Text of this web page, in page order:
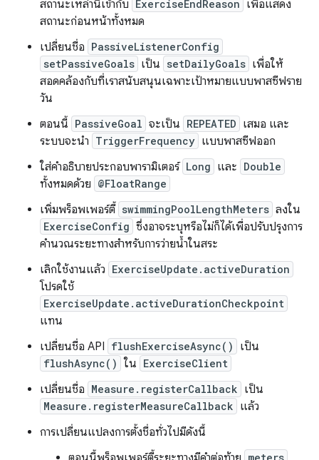
สถานะเหล่านี้เข้ากับ ExerciseEndReason เพื่อแสดง
สถานะก่อนหน้าทั้งหมด
เปลี่ยนชื่อ PassiveListenerConfig
setPassiveGoals เป็น setDailyGoals เพื่อให้
สอดคล้องกับที่เราสนับสนุนเฉพาะเป้าหมายแบบพาสซีฟราย
วัน
ตอนนี้ PassiveGoal จะเป็น REPEATED เสมอ และ
ระบบจะนำ TriggerFrequency แบบพาสซีฟออก
ใส่คำอธิบายประกอบพารามิเตอร์ Long และ Double
ทั้งหมดด้วย @FloatRange
เพิ่มพร็อพเพอร์ตี้ swimmingPoolLengthMeters ลงใน
ExerciseConfig ซึ่งอาจระบุหรือไม่ก็ได้เพื่อปรับปรุงการ
คำนวณระยะทางสำหรับการว่ายน้ำในสระ
เลิกใช้งานแล้ว ExerciseUpdate.activeDuration
โปรดใช้
ExerciseUpdate.activeDurationCheckpoint
แทน
เปลี่ยนชื่อ API flushExerciseAsync() เป็น
flushAsync() ใน ExerciseClient
เปลี่ยนชื่อ Measure.registerCallback เป็น
Measure.registerMeasureCallback แล้ว
การเปลี่ยนแปลงการตั้งชื่อทั่วไปมีดังนี้